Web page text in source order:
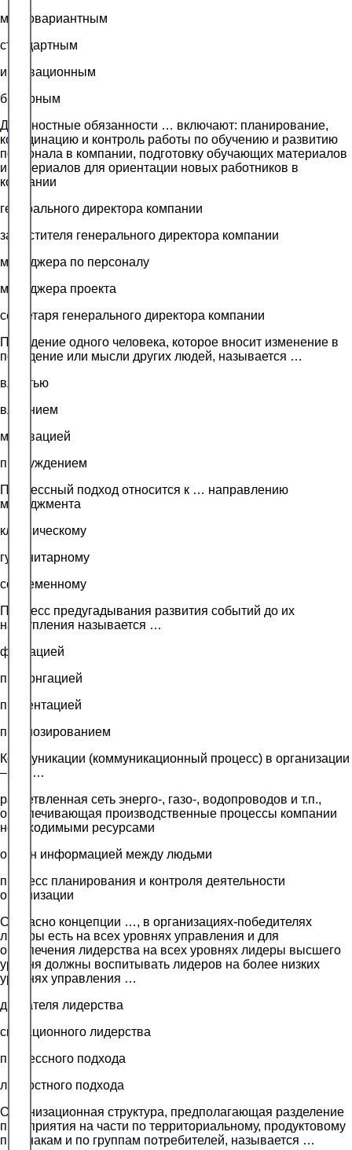
многовариантным
стандартным
инновационным
бинарным
Должностные обязанности … включают: планирование,
координацию и контроль работы по обучению и развитию
персонала в компании, подготовку обучающих материалов
и материалов для ориентации новых работников в
компании
генерального директора компании
заместителя генерального директора компании
менеджера по персоналу
менеджера проекта
секретаря генерального директора компании
Поведение одного человека, которое вносит изменение в
поведение или мысли других людей, называется …
властью
влиянием
мотивацией
принуждением
Процессный подход относится к … направлению
менеджмента
классическому
гуманитарному
современному
Процесс предугадывания развития событий до их
наступления называется …
фиксацией
пролонгацией
презентацией
прогнозированием
Коммуникации (коммуникационный процесс) в организации
– это …
разветвленная сеть энерго-, газо-, водопроводов и т.п.,
обеспечивающая производственные процессы компании
необходимыми ресурсами
обмен информацией между людьми
процесс планирования и контроля деятельности
организации
Согласно концепции …, в организациях-победителях
лидеры есть на всех уровнях управления и для
обеспечения лидерства на всех уровнях лидеры высшего
уровня должны воспитывать лидеров на более низких
уровнях управления …
двигателя лидерства
ситуационного лидерства
процессного подхода
личностного подхода
Организационная структура, предполагающая разделение
предприятия на части по территориальному, продуктовому
признакам и по группам потребителей, называется …